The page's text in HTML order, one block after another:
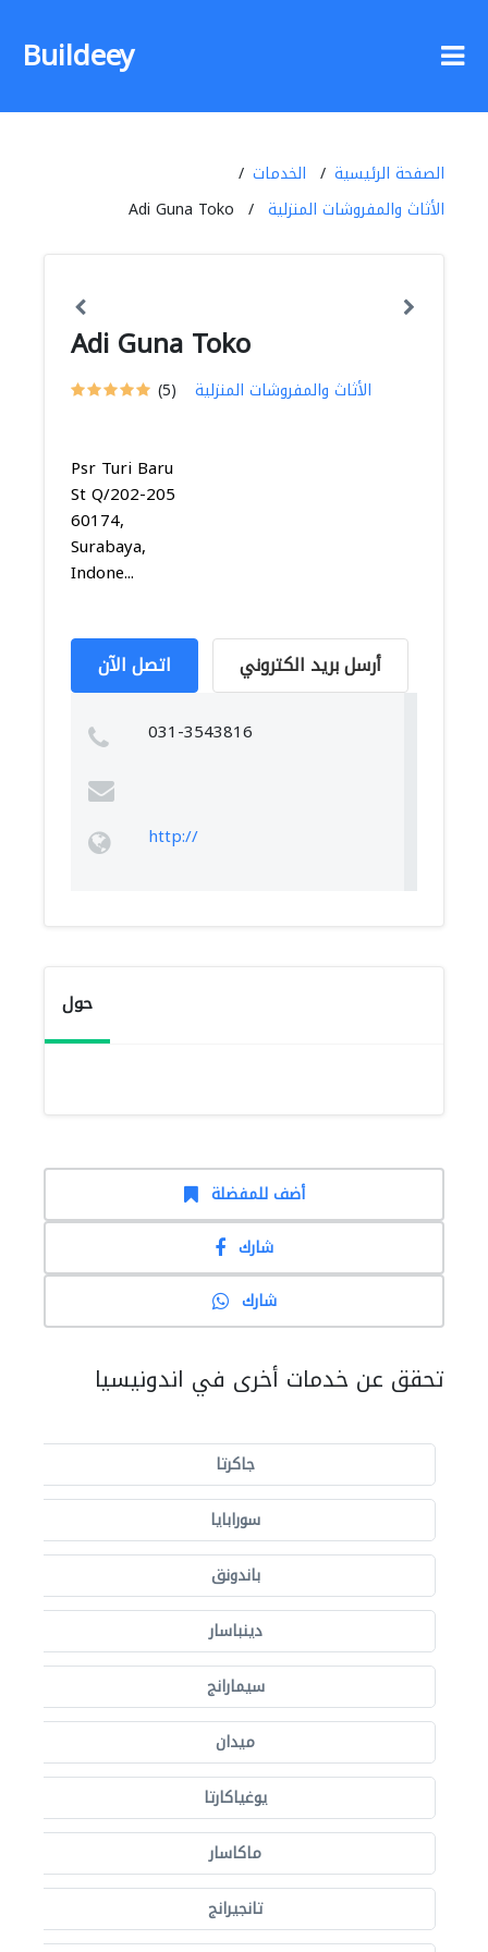
Buildeey
الصفحة الرئيسية
الخدمات
الأثاث والمفروشات المنزلية
Adi Guna Toko
Adi Guna Toko
(5) الأثاث والمفروشات المنزلية
Psr Turi Baru
St Q/202-205
60174,
Surabaya,
Indone...
اتصل الآن أرسل بريد الكتروني
031-3543816
http://
حول
أضف للمفضلة
شارك
شارك
تحقق عن خدمات أخرى في اندونيسيا
جاكرتا
سورابايا
باندونق
دينباسار
سيمارانج
ميدان
يوغياكارتا
ماكاسار
تانجيرانج